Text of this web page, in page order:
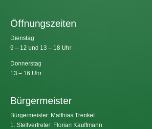
Öffnungszeiten
Dienstag
9 – 12 und 13 – 18 Uhr
Donnerstag
13 – 16 Uhr
Bürgermeister
Bürgermeister: Matthias Trenkel
1. Stellvertreter: Florian Kauffmann